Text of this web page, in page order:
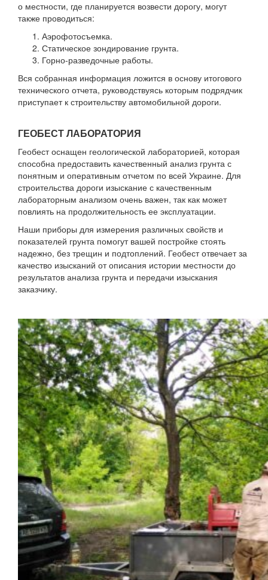
о местности, где планируется возвести дорогу, могут
также проводиться:
Аэрофотосъемка.
Статическое зондирование грунта.
Горно-разведочные работы.
Вся собранная информация ложится в основу итогового
технического отчета, руководствуясь которым подрядчик
приступает к строительству автомобильной дороги.
ГЕОБЕСТ ЛАБОРАТОРИЯ
Геобест оснащен геологической лабораторией, которая
способна предоставить качественный анализ грунта с
понятным и оперативным отчетом по всей Украине. Для
строительства дороги изыскание с качественным
лабораторным анализом очень важен, так как может
повлиять на продолжительность ее эксплуатации.
Наши приборы для измерения различных свойств и
показателей грунта помогут вашей постройке стоять
надежно, без трещин и подтоплений. Геобест отвечает за
качество изысканий от описания истории местности до
результатов анализа грунта и передачи изыскания
заказчику.